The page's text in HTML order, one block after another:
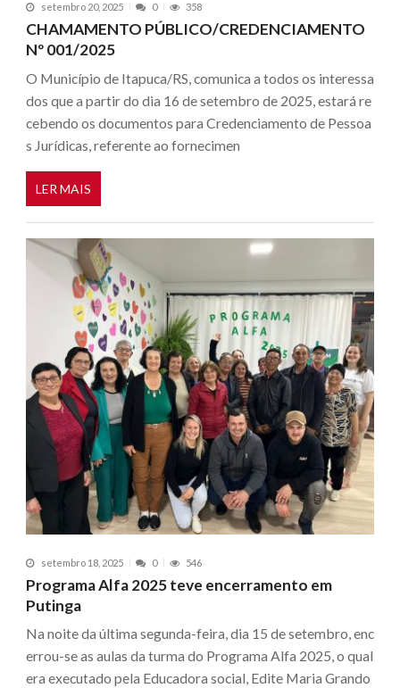
setembro 20, 2025 0 358
CHAMAMENTO PÚBLICO/CREDENCIAMENTO
Nº 001/2025
O Município de Itapuca/RS, comunica a todos os interessa
dos que a partir do dia 16 de setembro de 2025, estará re
cebendo os documentos para Credenciamento de Pessoa
s Jurídicas, referente ao fornecimen
LER MAIS
setembro 18, 2025 0 546
Programa Alfa 2025 teve encerramento em
Putinga
Na noite da última segunda-feira, dia 15 de setembro, enc
errou-se as aulas da turma do Programa Alfa 2025, o qual
era executado pela Educadora social, Edite Maria Grando